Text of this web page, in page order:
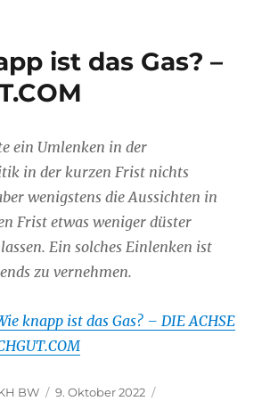
ist das Gas? –
ein Umlenken in der
in der kurzen Frist nichts
wenigstens die Aussichten in
Frist etwas weniger düster
Ein solches Einlenken ist
zu vernehmen.
knapp ist das Gas? – DIE ACHSE
BW
Veröffentlicht
9. Oktober 2022